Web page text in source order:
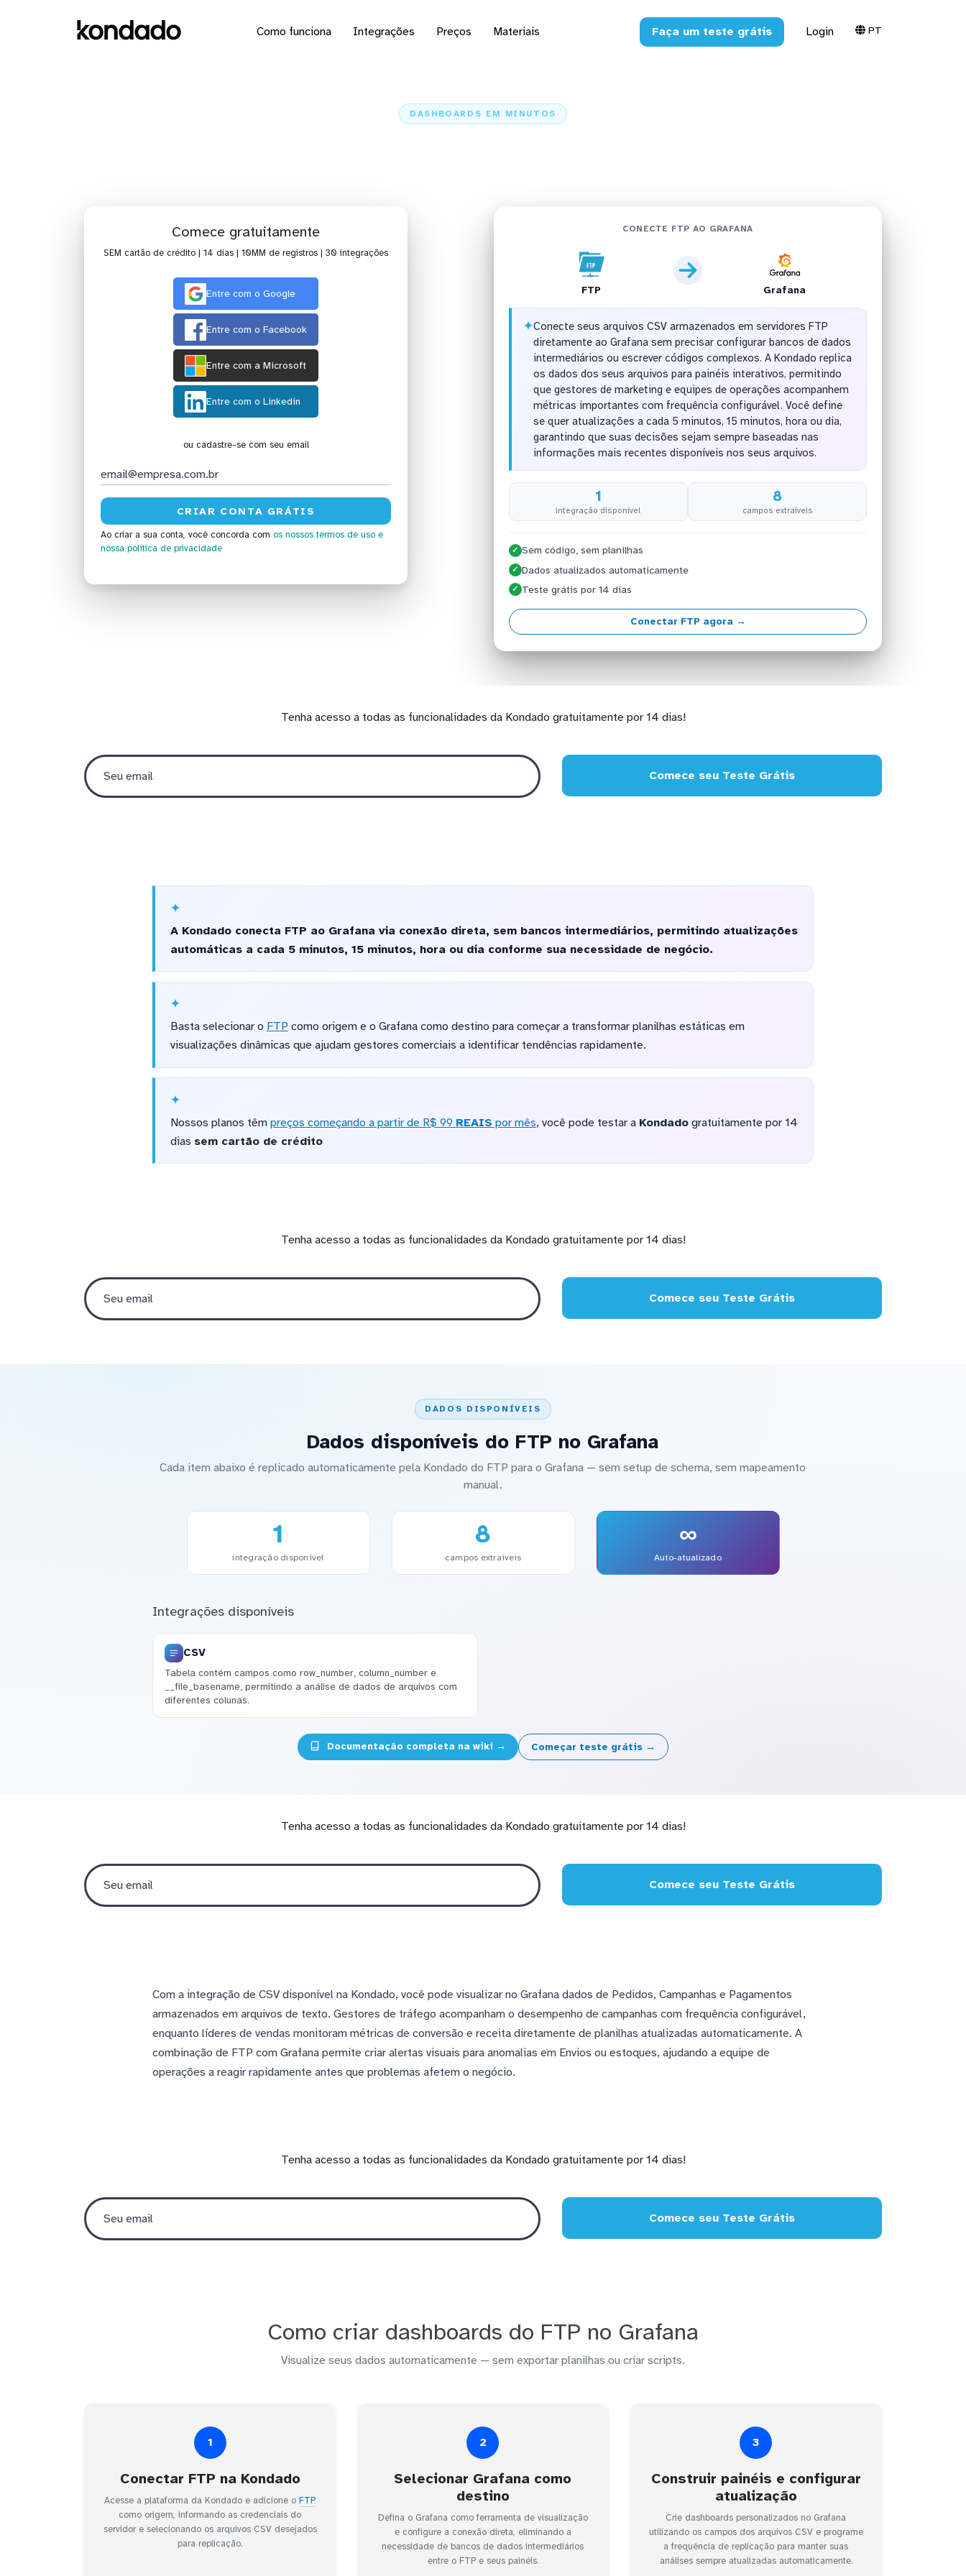
Como funciona Integrações Preços Materiais Faça um teste grátis Login PT
DASHBOARDS EM MINUTOS
Comece gratuitamente
SEM cartão de crédito | 14 dias | 10MM de registros | 30 integrações
Entre com o Google
Entre com o Facebook
Entre com a Microsoft
Entre com o Linkedin
ou cadastre-se com seu email
Ao criar a sua conta, você concorda com os nossos termos de uso e
nossa política de privacidade
CONECTE FTP AO GRAFANA
FTP Grafana
✦Conecte seus arquivos CSV armazenados em servidores FTP
diretamente ao Grafana sem precisar configurar bancos de dados
intermediários ou escrever códigos complexos. A Kondado replica
os dados dos seus arquivos para painéis interativos, permitindo
que gestores de marketing e equipes de operações acompanhem
métricas importantes com frequência configurável. Você define
se quer atualizações a cada 5 minutos, 15 minutos, hora ou dia,
garantindo que suas decisões sejam sempre baseadas nas
informações mais recentes disponíveis nos seus arquivos.
1
integração disponível
8
campos extraíveis
✓ Sem código, sem planilhas
✓ Dados atualizados automaticamente
✓ Teste grátis por 14 dias
Conectar FTP agora →
Tenha acesso a todas as funcionalidades da Kondado gratuitamente por 14 dias!
Comece seu Teste Grátis
A Kondado conecta FTP ao Grafana via conexão direta, sem bancos intermediários, permitindo atualizações
automáticas a cada 5 minutos, 15 minutos, hora ou dia conforme sua necessidade de negócio.
Basta selecionar o FTP como origem e o Grafana como destino para começar a transformar planilhas estáticas em
visualizações dinâmicas que ajudam gestores comerciais a identificar tendências rapidamente.
Nossos planos têm preços começando a partir de R$ 99 REAIS por mês, você pode testar a Kondadogratuitamente por 14
dias sem cartão de crédito
Tenha acesso a todas as funcionalidades da Kondado gratuitamente por 14 dias!
Comece seu Teste Grátis
DADOS DISPONÍVEIS
Dados disponíveis do FTP no Grafana
Cada item abaixo é replicado automaticamente pela Kondado do FTP para o Grafana — sem setup de schema, sem mapeamento
manual.
1
integração disponível
8
campos extraíveis
∞
Auto-atualizado
Integrações disponíveis
CSV
Tabela contém campos como row_number, column_number e
__file_basename, permitindo a análise de dados de arquivos com
diferentes colunas.
Documentação completa na wiki → Começar teste grátis →
Tenha acesso a todas as funcionalidades da Kondado gratuitamente por 14 dias!
Comece seu Teste Grátis
Com a integração de CSV disponível na Kondado, você pode visualizar no Grafana dados de Pedidos, Campanhas e Pagamentos
armazenados em arquivos de texto. Gestores de tráfego acompanham o desempenho de campanhas com frequência configurável,
enquanto líderes de vendas monitoram métricas de conversão e receita diretamente de planilhas atualizadas automaticamente. A
combinação de FTP com Grafana permite criar alertas visuais para anomalias em Envios ou estoques, ajudando a equipe de
operações a reagir rapidamente antes que problemas afetem o negócio.
Tenha acesso a todas as funcionalidades da Kondado gratuitamente por 14 dias!
Comece seu Teste Grátis
Como criar dashboards do FTP no Grafana
Visualize seus dados automaticamente — sem exportar planilhas ou criar scripts.
1
Conectar FTP na Kondado
Acesse a plataforma da Kondado e adicione o FTP
como origem, informando as credenciais do
servidor e selecionando os arquivos CSV desejados
para replicação.
2
Selecionar Grafana como
destino
Defina o Grafana como ferramenta de visualização
e configure a conexão direta, eliminando a
necessidade de bancos de dados intermediários
entre o FTP e seus painéis.
3
Construir painéis e configurar
atualização
Crie dashboards personalizados no Grafana
utilizando os campos dos arquivos CSV e programe
a frequência de replicação para manter suas
análises sempre atualizadas automaticamente.